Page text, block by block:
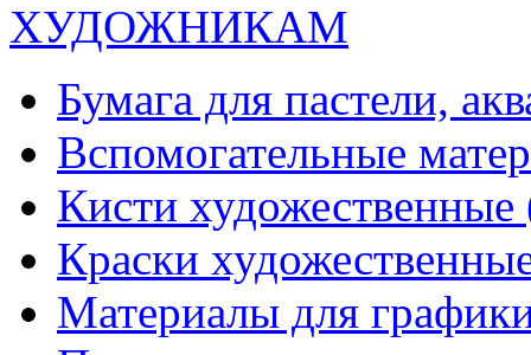
ХУДОЖНИКАМ
Бумага для пастели,
Вспомогательные
Кисти художественные
Краски
Материалы для